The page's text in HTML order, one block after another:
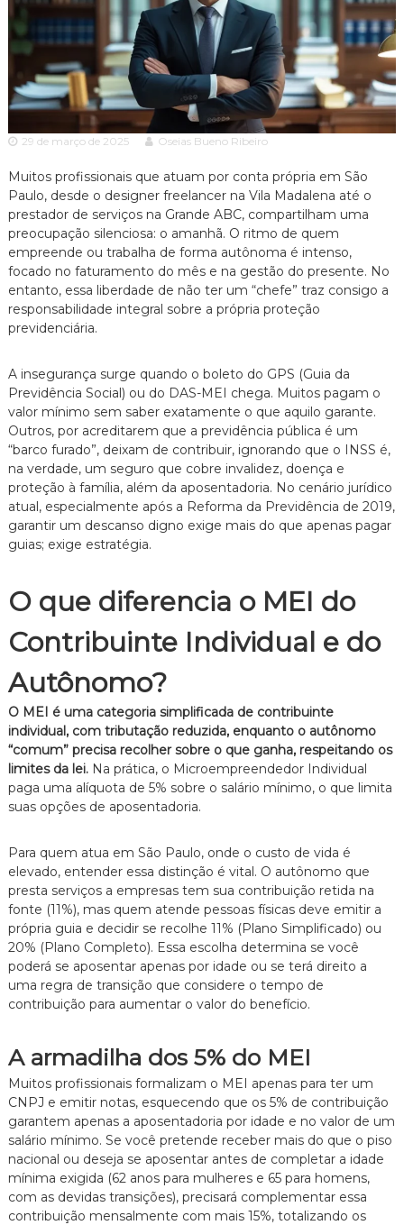
c
a
A
d
v
o
a
c
i
a
ã
u
l
o
e
s
e
c
i
a
l
i
z
a
d
D
r
e
i
t
o
d
F
a
i
a
,
t
n
d
i
m
o
é
t
i
c
o
,
c
l
a
p
e
r
n
a
l
i
z
29 de março de 2025 Oseias Bueno Ribeiro
Muitos profissionais que atuam por conta própria em São
Paulo, desde o designer freelancer na Vila Madalena até o
prestador de serviços na Grande ABC, compartilham uma
preocupação silenciosa: o amanhã. O ritmo de quem
empreende ou trabalha de forma autônoma é intenso,
focado no faturamento do mês e na gestão do presente. No
entanto, essa liberdade de não ter um “chefe” traz consigo a
responsabilidade integral sobre a própria proteção
previdenciária.
A insegurança surge quando o boleto do GPS (Guia da
Previdência Social) ou do DAS-MEI chega. Muitos pagam o
valor mínimo sem saber exatamente o que aquilo garante.
Outros, por acreditarem que a previdência pública é um
“barco furado”, deixam de contribuir, ignorando que o INSS é,
na verdade, um seguro que cobre invalidez, doença e
proteção à família, além da aposentadoria. No cenário jurídico
atual, especialmente após a Reforma da Previdência de 2019,
garantir um descanso digno exige mais do que apenas pagar
guias; exige estratégia.
O que diferencia o MEI do
Contribuinte Individual e do
Autônomo?
O MEI é uma categoria simplificada de contribuinte
individual, com tributação reduzida, enquanto o autônomo
“comum” precisa recolher sobre o que ganha, respeitando os
limites da lei.Na prática, o Microempreendedor Individual
paga uma alíquota de 5% sobre o salário mínimo, o que limita
suas opções de aposentadoria.
Para quem atua em São Paulo, onde o custo de vida é
elevado, entender essa distinção é vital. O autônomo que
presta serviços a empresas tem sua contribuição retida na
fonte (11%), mas quem atende pessoas físicas deve emitir a
própria guia e decidir se recolhe 11% (Plano Simplificado) ou
20% (Plano Completo). Essa escolha determina se você
poderá se aposentar apenas por idade ou se terá direito a
uma regra de transição que considere o tempo de
contribuição para aumentar o valor do benefício.
A armadilha dos 5% do MEI
Muitos profissionais formalizam o MEI apenas para ter um
CNPJ e emitir notas, esquecendo que os 5% de contribuição
garantem apenas a aposentadoria por idade e no valor de um
salário mínimo. Se você pretende receber mais do que o piso
nacional ou deseja se aposentar antes de completar a idade
mínima exigida (62 anos para mulheres e 65 para homens,
com as devidas transições), precisará complementar essa
contribuição mensalmente com mais 15%, totalizando os